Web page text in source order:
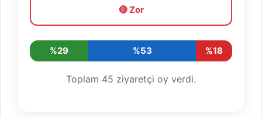
🔴 Zor
%29 %53 %18
Toplam 45 ziyaretçi oy verdi.